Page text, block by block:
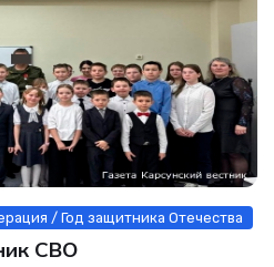
/ Год защитника Отечества
СВО